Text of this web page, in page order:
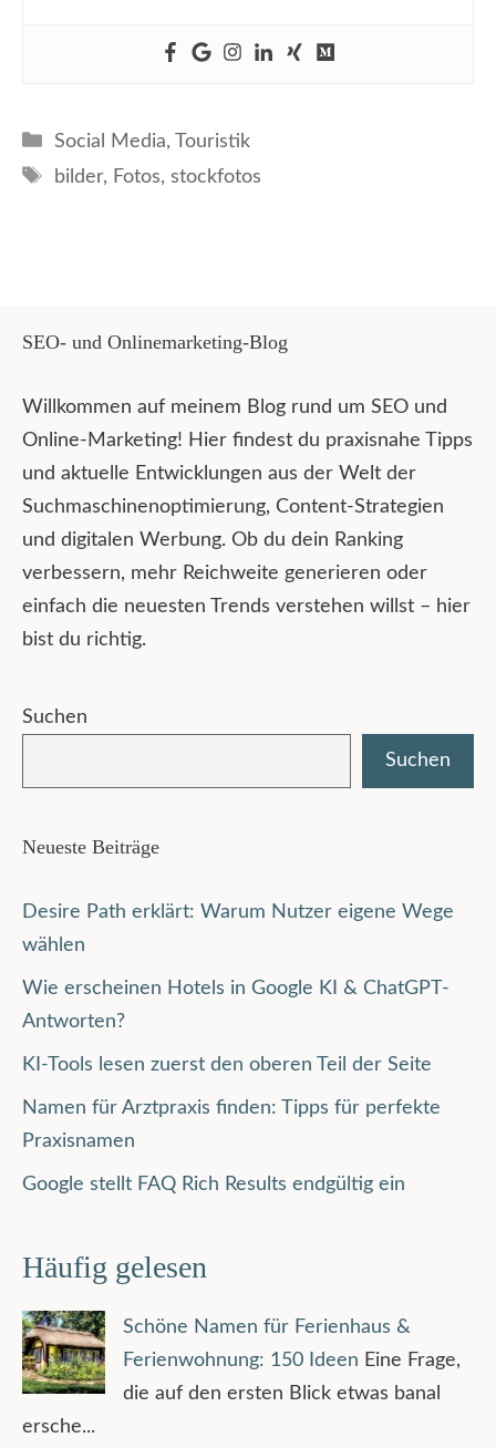
Kategorien
Social Media, Touristik
Schlagwörter
bilder, Fotos, stockfotos
SEO- und Onlinemarketing-Blog
Willkommen auf meinem Blog rund um SEO und
Online-Marketing! Hier findest du praxisnahe Tipps
und aktuelle Entwicklungen aus der Welt der
Suchmaschinenoptimierung, Content-Strategien
und digitalen Werbung. Ob du dein Ranking
verbessern, mehr Reichweite generieren oder
einfach die neuesten Trends verstehen willst – hier
bist du richtig.
Suchen
Suchen
Neueste Beiträge
Desire Path erklärt: Warum Nutzer eigene Wege
wählen
Wie erscheinen Hotels in Google KI & ChatGPT-
Antworten?
KI-Tools lesen zuerst den oberen Teil der Seite
Namen für Arztpraxis finden: Tipps für perfekte
Praxisnamen
Google stellt FAQ Rich Results endgültig ein
Häufig gelesen
Schöne Namen für Ferienhaus &
Ferienwohnung: 150 Ideen Eine Frage,
die auf den ersten Blick etwas banal
ersche...